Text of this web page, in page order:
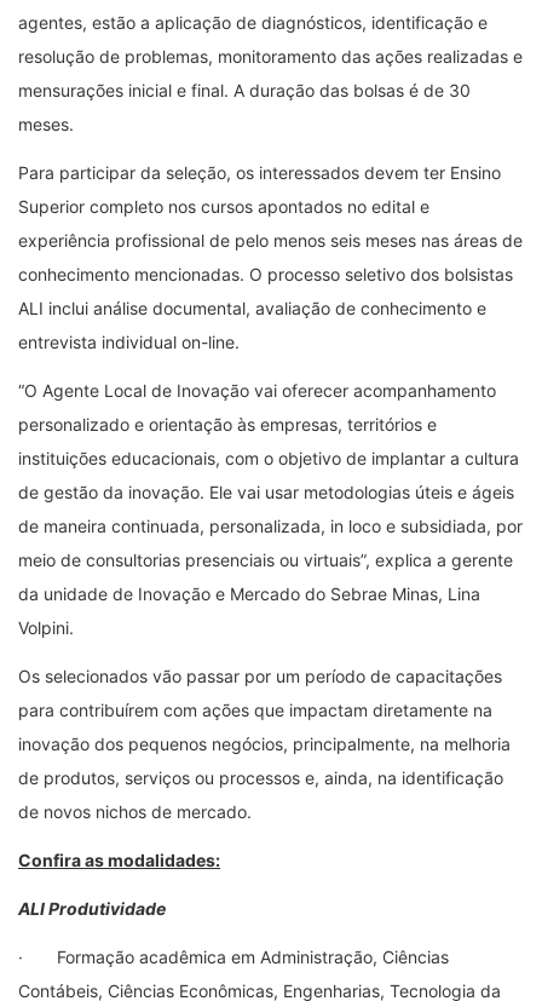
agentes, estão a aplicação de diagnósticos, identificação e
resolução de problemas, monitoramento das ações realizadas e
mensurações inicial e final. A duração das bolsas é de 30
meses.
Para participar da seleção, os interessados devem ter Ensino
Superior completo nos cursos apontados no edital e
experiência profissional de pelo menos seis meses nas áreas de
conhecimento mencionadas. O processo seletivo dos bolsistas
ALI inclui análise documental, avaliação de conhecimento e
entrevista individual on-line.
“O Agente Local de Inovação vai oferecer acompanhamento
personalizado e orientação às empresas, territórios e
instituições educacionais, com o objetivo de implantar a cultura
de gestão da inovação. Ele vai usar metodologias úteis e ágeis
de maneira continuada, personalizada, in loco e subsidiada, por
meio de consultorias presenciais ou virtuais”, explica a gerente
da unidade de Inovação e Mercado do Sebrae Minas, Lina
Volpini.
Os selecionados vão passar por um período de capacitações
para contribuírem com ações que impactam diretamente na
inovação dos pequenos negócios, principalmente, na melhoria
de produtos, serviços ou processos e, ainda, na identificação
de novos nichos de mercado.
Confira as modalidades:
ALI Produtividade
· Formação acadêmica em Administração, Ciências
Contábeis, Ciências Econômicas, Engenharias, Tecnologia da